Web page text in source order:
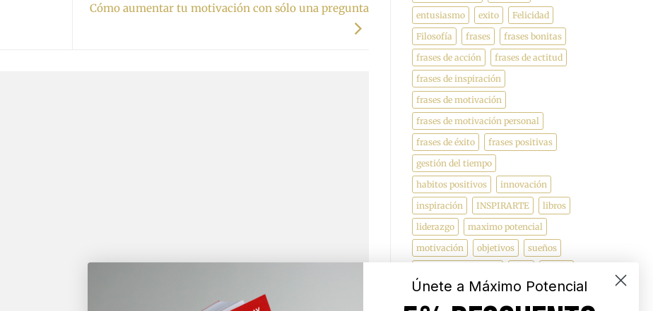
Cómo aumentar tu motivación con sólo una pregunta
entusiasmo
exito
Felicidad
Filosofía
frases
frases bonitas
frases de acción
frases de actitud
frases de inspiración
frases de motivación
frases de motivación personal
frases de éxito
frases positivas
gestión del tiempo
habitos positivos
innovación
inspiración
INSPIRARTE
libros
liderazgo
maximo potencial
motivación
objetivos
sueños
Únete a Máximo Potencial